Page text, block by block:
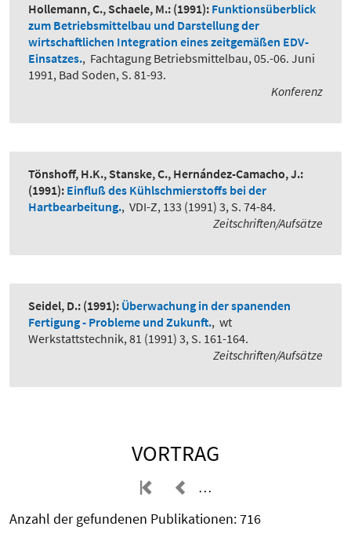
Hollemann, C., Schaele, M.: (1991): Funktionsüberblick
zum Betriebsmittelbau und Darstellung der
wirtschaftlichen Integration eines zeitgemäßen EDV-
Einsatzes., Fachtagung Betriebsmittelbau, 05.-06. Juni
1991, Bad Soden, S. 81-93.
Konferenz
Tönshoff, H.K., Stanske, C., Hernández-Camacho, J.:
(1991): Einfluß des Kühlschmierstoffs bei der
Hartbearbeitung., VDI-Z, 133 (1991) 3, S. 74-84.
Zeitschriften/Aufsätze
Seidel, D.: (1991): Überwachung in der spanenden
Fertigung - Probleme und Zukunft., wt
Werkstattstechnik, 81 (1991) 3, S. 161-164.
Zeitschriften/Aufsätze
VORTRAG
…
Anzahl der gefundenen Publikationen: 716